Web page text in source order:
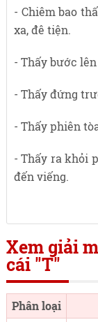
- Chiêm bao
xa, đê tiện.
- Thấy bước
- Thấy đứng
- Thấy phiên
- Thấy ra khỏi
đến viếng.
Xem giải
cái "T"
Phân loại